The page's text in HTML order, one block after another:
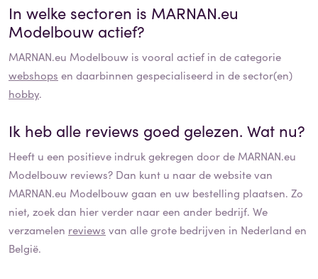
In welke sectoren is MARNAN.eu
Modelbouw actief?
MARNAN.eu Modelbouw is vooral actief in de categorie
webshops en daarbinnen gespecialiseerd in de sector(en)
hobby.
Ik heb alle reviews goed gelezen. Wat nu?
Heeft u een positieve indruk gekregen door de MARNAN.eu
Modelbouw reviews? Dan kunt u naar de website van
MARNAN.eu Modelbouwgaan en uw bestelling plaatsen. Zo
niet, zoek dan hier verder naar een ander bedrijf. We
verzamelen reviews van alle grote bedrijven in Nederland en
België.